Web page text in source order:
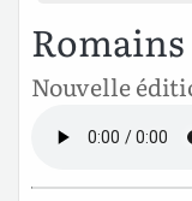
Romains
Nouvelle